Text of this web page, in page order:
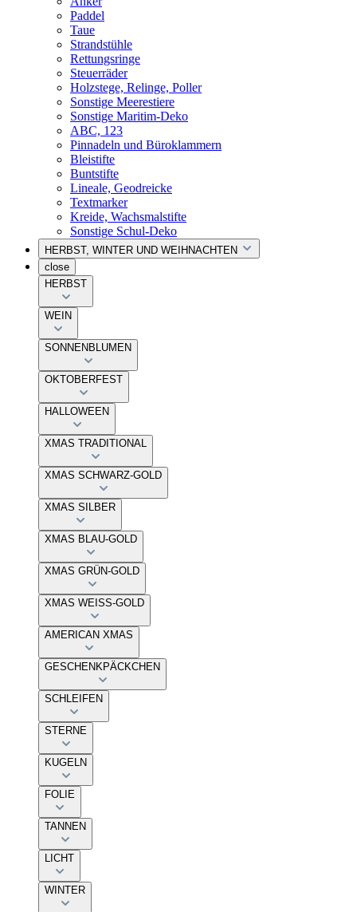
Paddel
Taue
Strandstühle
Rettungsringe
Steuerräder
Holzstege, Relinge, Poller
Sonstige Meerestiere
Sonstige Maritim-Deko
ABC, 123
Pinnadeln und Büroklammern
Bleistifte
Buntstifte
Lineale, Geodreicke
Textmarker
Kreide, Wachsmalstifte
Sonstige Schul-Deko
HERBST, WINTER UND WEIHNACHTEN
close
HERBST
WEIN
SONNENBLUMEN
OKTOBERFEST
HALLOWEEN
XMAS TRADITIONAL
XMAS SCHWARZ-GOLD
XMAS SILBER
XMAS BLAU-GOLD
XMAS GRÜN-GOLD
XMAS WEISS-GOLD
AMERICAN XMAS
GESCHENKPÄCKCHEN
SCHLEIFEN
STERNE
KUGELN
FOLIE
TANNEN
LICHT
WINTER